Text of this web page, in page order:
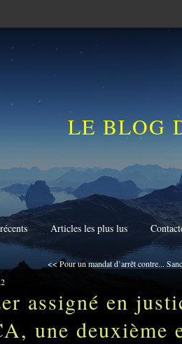
LE BLOG
Articles les plus lus
<< Pour un mandat d’arrêt contre...
assigné en
une deuxième